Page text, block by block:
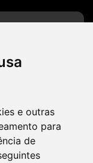
e outras
para
de
Brasil 21, 20º
- Brasília/DF